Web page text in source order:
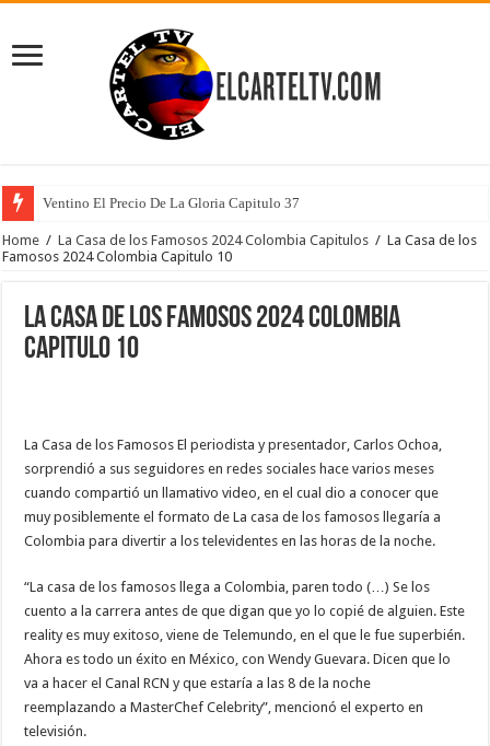
Ventino El Precio De La Gloria Capitulo 37
Home / La Casa de los Famosos 2024 Colombia Capitulos / La Casa de los
Famosos 2024 Colombia Capitulo 10
La Casa de los Famosos 2024 Colombia
Capitulo 10
La Casa de los Famosos El periodista y presentador, Carlos Ochoa,
sorprendió a sus seguidores en redes sociales hace varios meses
cuando compartió un llamativo video, en el cual dio a conocer que
muy posiblemente el formato de La casa de los famosos llegaría a
Colombia para divertir a los televidentes en las horas de la noche.
“La casa de los famosos llega a Colombia, paren todo (…) Se los
cuento a la carrera antes de que digan que yo lo copié de alguien. Este
reality es muy exitoso, viene de Telemundo, en el que le fue superbién.
Ahora es todo un éxito en México, con Wendy Guevara. Dicen que lo
va a hacer el Canal RCN y que estaría a las 8 de la noche
reemplazando a MasterChef Celebrity”, mencionó el experto en
televisión.